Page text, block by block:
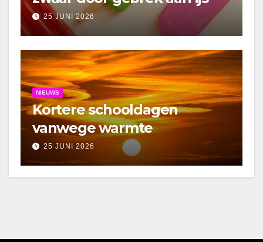
25 JUNI 2026
NIEUWS
Kortere schooldagen
vanwege warmte
25 JUNI 2026